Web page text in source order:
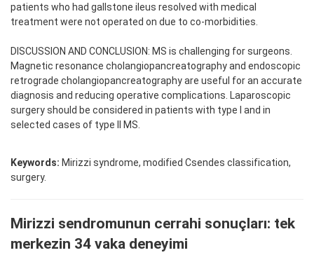
patients who had gallstone ileus resolved with medical
treatment were not operated on due to co-morbidities.
DISCUSSION AND CONCLUSION: MS is challenging for surgeons.
Magnetic resonance cholangiopancreatography and endoscopic
retrograde cholangiopancreatography are useful for an accurate
diagnosis and reducing operative complications. Laparoscopic
surgery should be considered in patients with type I and in
selected cases of type II MS.
Keywords: Mirizzi syndrome, modified Csendes classification,
surgery.
Mirizzi sendromunun cerrahi sonuçları: tek
merkezin 34 vaka deneyimi